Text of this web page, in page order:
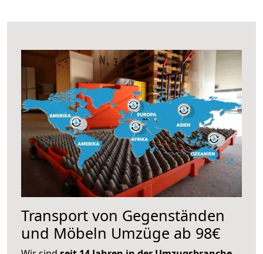
Transport von Gegenständen
und Möbeln Umzüge ab 98€